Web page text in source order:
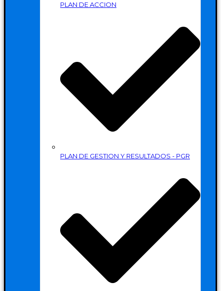
PLAN DE ACCION
PLAN DE GESTION Y RESULTADOS - PGR